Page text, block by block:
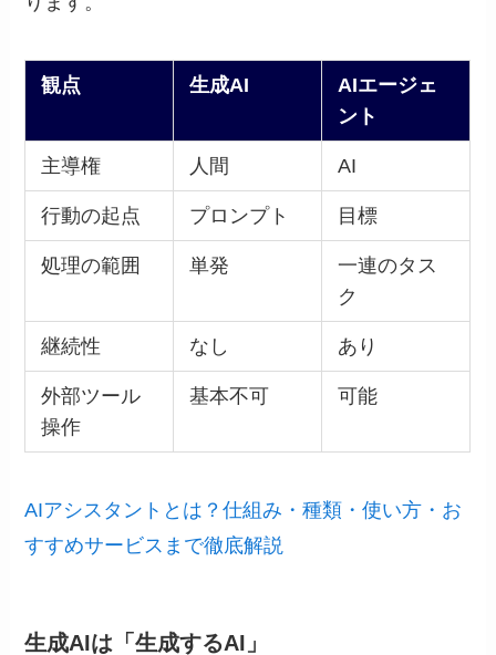
観点 生成AI
AIエージェ
ント
主導権 人間 AI
行動の起点 プロンプト 目標
処理の範囲 単発
一連のタス
ク
継続性 なし あり
外部ツール
操作
基本不可 可能
AIアシスタントとは？仕組み・種類・使い方・お
すすめサービスまで徹底解説
生成AIは「生成するAI」